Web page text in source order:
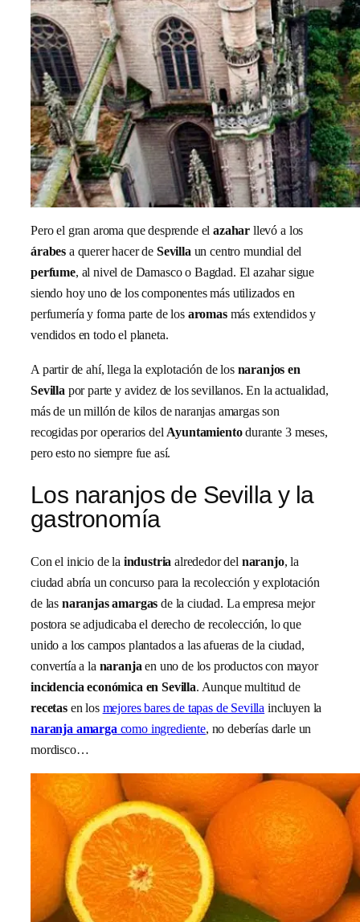
Pero el gran aroma que desprende elazahar llevó a los
árabes a querer hacer de Sevillaun centro mundial del
perfume, al nivel de Damasco o Bagdad. El azahar sigue
siendo hoy uno de los componentes más utilizados en
perfumería y forma parte de los aromasmás extendidos y
vendidos en todo el planeta.
A partir de ahí, llega la explotación de los naranjos en
Sevilla por parte y avidez de los sevillanos. En la actualidad,
más de un millón de kilos de naranjas amargas son
recogidas por operarios del Ayuntamientodurante 3 meses,
pero esto no siempre fue así.
Los naranjos de Sevilla y la
gastronomía
Con el inicio de la industria alrededor del naranjo, la
ciudad abría un concurso para la recolección y explotación
de las naranjas amargas de la ciudad. La empresa mejor
postora se adjudicaba el derecho de recolección, lo que
unido a los campos plantados a las afueras de la ciudad,
convertía a la naranja en uno de los productos con mayor
incidencia económica en Sevilla. Aunque multitud de
recetasen los mejores bares de tapas de Sevilla incluyen la
naranja amarga como ingrediente, no deberías darle un
mordisco…